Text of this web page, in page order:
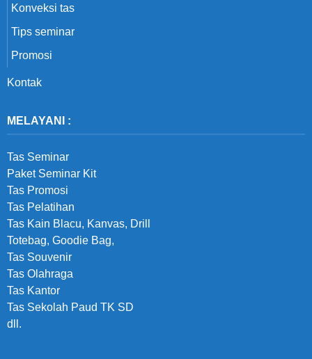
Konveksi tas
Tips seminar
Promosi
Kontak
MELAYANI :
Tas Seminar
Paket Seminar Kit
Tas Promosi
Tas Pelatihan
Tas Kain Blacu, Kanvas, Drill
Totebag, Goodie Bag,
Tas Souvenir
Tas Olahraga
Tas Kantor
Tas Sekolah Paud TK SD
dll.